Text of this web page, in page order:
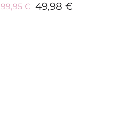
49,98 €
99,95 €